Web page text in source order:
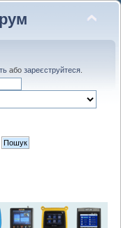
або зареєструйтеся